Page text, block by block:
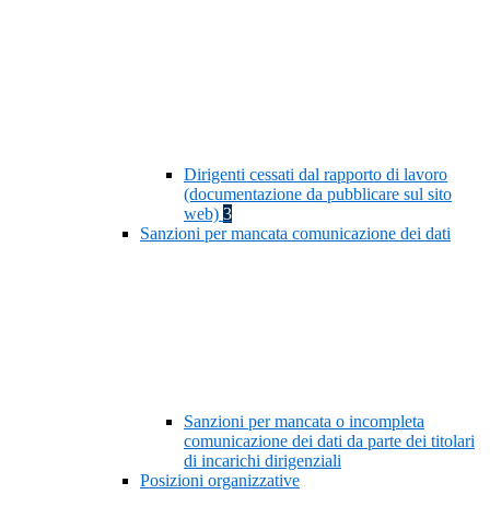
Dirigenti cessati dal rapporto di lavoro
(documentazione da pubblicare sul sito
web) 3
Sanzioni per mancata comunicazione dei dati
Sanzioni per mancata o incompleta
comunicazione dei dati da parte dei titolari
di incarichi dirigenziali
Posizioni organizzative